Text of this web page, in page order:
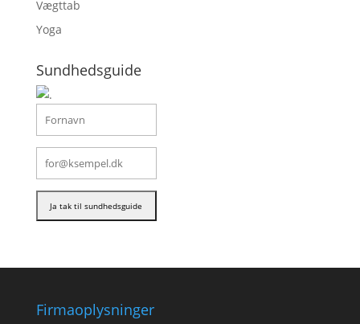
Vægttab
Yoga
Sundhedsguide
Firmaoplysninger